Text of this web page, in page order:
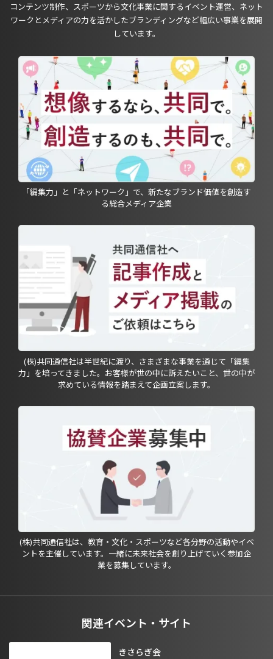
コンテンツ制作、スポーツから文化事業に関するイベント運営、ネット
ワークとメディアの力を活かしたブランディングなど幅広い事業を展開
しています。
「編集力」と「ネットワーク」で、新たなブランド価値を創造す
る総合メディア企業
(株)共同通信社は半世紀に渡り、さまざまな事業を通じて「編集
力」を培ってきました。お客様が世の中に訴えたいこと、世の中が
求めている情報を踏まえて企画立案します。
(株)共同通信社は、教育・文化・スポーツなど各分野の活動やイベ
ントを主催しています。一緒に未来社会を創り上げていく参加企
業を募集しています。
関連イベント・サイト
きさらぎ会